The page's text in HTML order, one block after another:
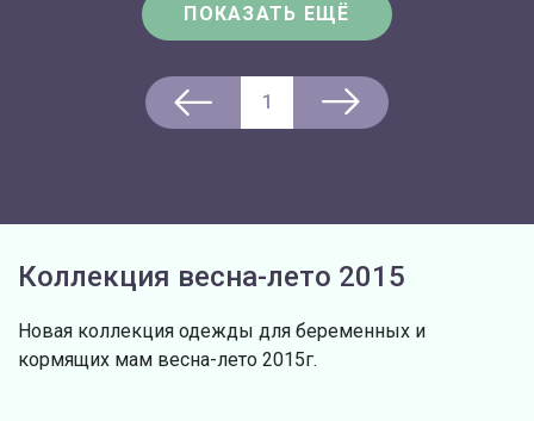
1
ПОКАЗАТЬ ЕЩЁ
Коллекция весна-лето 2015
Новая коллекция одежды для беременных и
кормящих мам весна-лето 2015г.